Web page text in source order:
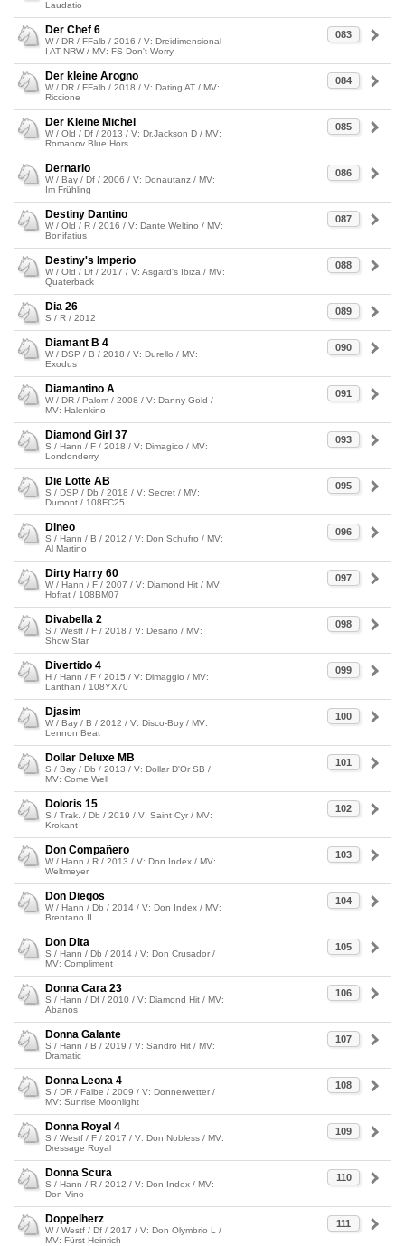
Laudatio
083
Der Chef 6
W / DR / FFalb / 2016 / V: Dreidimensional
I AT NRW / MV: FS Don't Worry
084
Der kleine Arogno
W / DR / FFalb / 2018 / V: Dating AT / MV:
Riccione
085
Der Kleine Michel
W / Old / Df / 2013 / V: Dr.Jackson D / MV:
Romanov Blue Hors
086
Dernario
W / Bay / Df / 2006 / V: Donautanz / MV:
Im Frühling
087
Destiny Dantino
W / Old / R / 2016 / V: Dante Weltino / MV:
Bonifatius
088
Destiny's Imperio
W / Old / Df / 2017 / V: Asgard's Ibiza / MV:
Quaterback
089
Dia 26
S / R / 2012
090
Diamant B 4
W / DSP / B / 2018 / V: Durello / MV:
Exodus
091
Diamantino A
W / DR / Palom / 2008 / V: Danny Gold /
MV: Halenkino
093
Diamond Girl 37
S / Hann / F / 2018 / V: Dimagico / MV:
Londonderry
095
Die Lotte AB
S / DSP / Db / 2018 / V: Secret / MV:
Dumont / 108FC25
096
Dineo
S / Hann / B / 2012 / V: Don Schufro / MV:
Al Martino
097
Dirty Harry 60
W / Hann / F / 2007 / V: Diamond Hit / MV:
Hofrat / 108BM07
098
Divabella 2
S / Westf / F / 2018 / V: Desario / MV:
Show Star
099
Divertido 4
H / Hann / F / 2015 / V: Dimaggio / MV:
Lanthan / 108YX70
100
Djasim
W / Bay / B / 2012 / V: Disco-Boy / MV:
Lennon Beat
101
Dollar Deluxe MB
S / Bay / Db / 2013 / V: Dollar D'Or SB /
MV: Come Well
102
Doloris 15
S / Trak. / Db / 2019 / V: Saint Cyr / MV:
Krokant
103
Don Compañero
W / Hann / R / 2013 / V: Don Index / MV:
Weltmeyer
104
Don Diegos
W / Hann / Db / 2014 / V: Don Index / MV:
Brentano II
105
Don Dita
S / Hann / Db / 2014 / V: Don Crusador /
MV: Compliment
106
Donna Cara 23
S / Hann / Df / 2010 / V: Diamond Hit / MV:
Abanos
107
Donna Galante
S / Hann / B / 2019 / V: Sandro Hit / MV:
Dramatic
108
Donna Leona 4
S / DR / Falbe / 2009 / V: Donnerwetter /
MV: Sunrise Moonlight
109
Donna Royal 4
S / Westf / F / 2017 / V: Don Nobless / MV:
Dressage Royal
110
Donna Scura
S / Hann / R / 2012 / V: Don Index / MV:
Don Vino
111
Doppelherz
W / Westf / Df / 2017 / V: Don Olymbrio L /
MV: Fürst Heinrich